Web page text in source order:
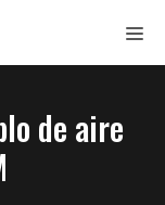
de aire